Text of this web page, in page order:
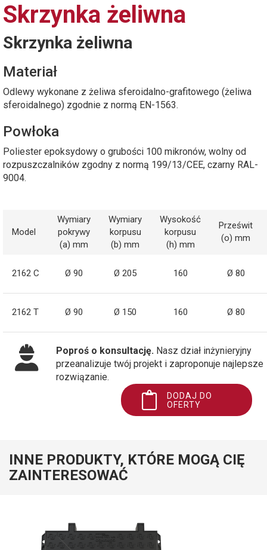
Skrzynka żeliwna
Skrzynka żeliwna
Materiał
Odlewy wykonane z żeliwa sferoidalno-grafitowego (żeliwa
sferoidalnego) zgodnie z normą EN-1563.
Powłoka
Poliester epoksydowy o grubości 100 mikronów, wolny od
rozpuszczalników zgodny z normą 199/13/CEE, czarny RAL-
9004.
Model
Wymiary
pokrywy
(a) mm
Wymiary
korpusu
(b) mm
Wysokość
korpusu
(h) mm
Prześwit
(o) mm
2162 C Ø 90 Ø 205 160 Ø 80
2162 T Ø 90 Ø 150 160 Ø 80
Poproś o konsultację. Nasz dział inżynieryjny
przeanalizuje twój projekt i zaproponuje najlepsze
rozwiązanie.
DODAJ DO
OFERTY
INNE PRODUKTY, KTÓRE MOGĄ CIĘ
ZAINTERESOWAĆ